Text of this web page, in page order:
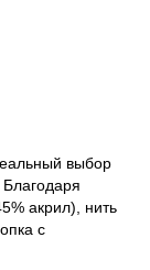
выбор
акрил), нить
с